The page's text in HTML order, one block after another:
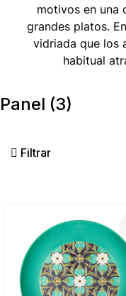
motivos en una
grandes platos.
vidriada que los
habitual
Panel (3)
Filtrar